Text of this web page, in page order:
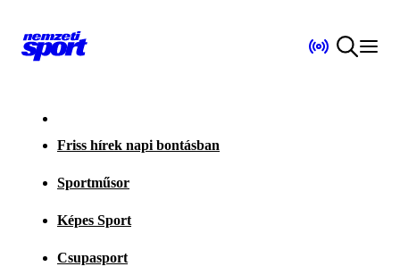
Friss hírek napi bontásban
Sportműsor
Képes Sport
Csupasport